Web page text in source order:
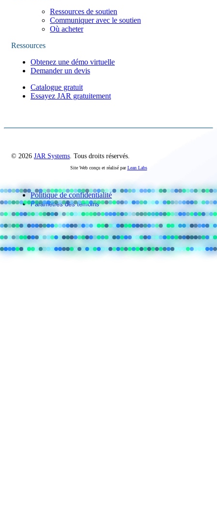
Ressources de soutien
Communiquer avec le soutien
Où acheter
Ressources
Obtenez une démo virtuelle
Demander un devis
Catalogue gratuit
Essayez JAR gratuitement
© 2026 JAR Systems. Tous droits réservés.
Site Web conçu et réalisé parLean Labs
Politique de confidentialité
Paramètres des témoins